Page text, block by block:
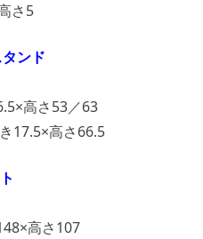
さ5
ンド
高さ53／63
17.5×高さ66.5
高さ107